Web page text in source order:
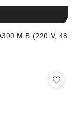
M.B (220 V, 48